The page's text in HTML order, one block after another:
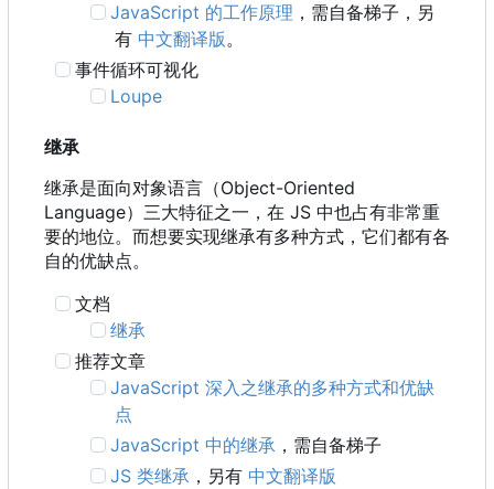
JavaScript 的工作原理 ，需自备梯子，另
有 中文翻译版。
事件循环可视化
Loupe
继承
继承是面向对象语言 （Object-Oriented
Language） 三大特征之一 ， 在 JS 中也占有非常重
要的地位。而想要实现继承有多种方式，它们都有各
自的优缺点。
文档
继承
推荐文章
JavaScript 深入之继承的多种方式和优缺
点
JavaScript 中的继承 ，需自备梯子
JS 类继承 ，另有 中文翻译版